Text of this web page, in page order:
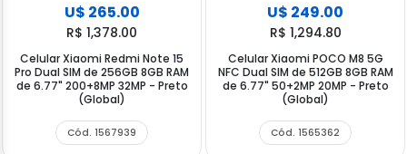
U$ 265.00
R$ 1,378.00
Celular Xiaomi Redmi Note 15
Pro Dual SIM de 256GB 8GB RAM
de 6.77" 200+8MP 32MP - Preto
(Global)
Cód. 1567939
U$ 249.00
R$ 1,294.80
Celular Xiaomi POCO M8 5G
NFC Dual SIM de 512GB 8GB RAM
de 6.77" 50+2MP 20MP - Preto
(Global)
Cód. 1565362